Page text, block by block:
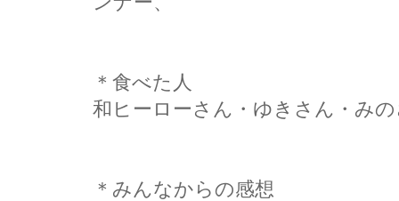
＊食べた人
和ヒーローさん・ゆきさん・み
＊みんなからの感想